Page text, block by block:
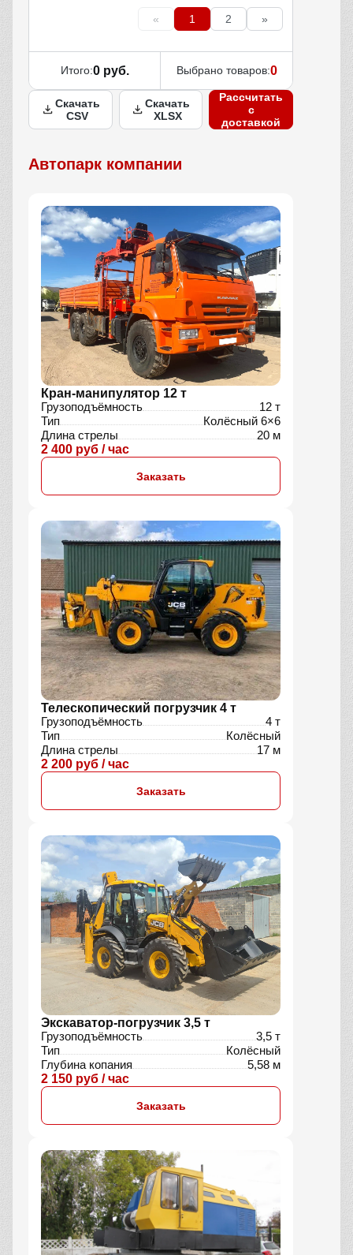
« 1 2 »
Итого:0 руб. Выбрано товаров:0
Скачать
CSV
Скачать
XLSX
Рассчитать
с
доставкой
Автопарк компании
Кран-манипулятор 12 т
Грузоподъёмность
12 т
Тип
Колёсный 6×6
Длина стрелы
20 м
2 400 руб / час
Заказать
Телескопический погрузчик 4 т
Грузоподъёмность
4 т
Тип
Колёсный
Длина стрелы
17 м
2 200 руб / час
Заказать
Экскаватор-погрузчик 3,5 т
Грузоподъёмность
3,5 т
Тип
Колёсный
Глубина копания
5,58 м
2 150 руб / час
Заказать